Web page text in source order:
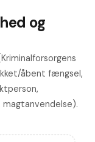
og
åbent fængsel,